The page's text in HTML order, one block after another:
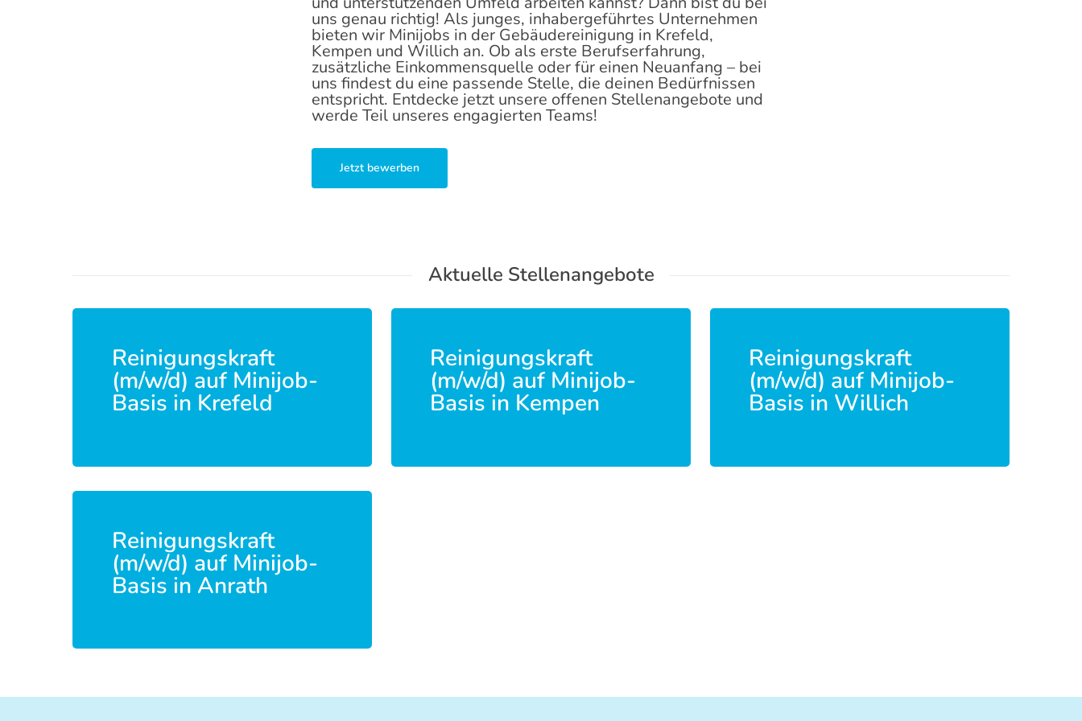
uns genau richtig! Als junges, inhabergeführtes Unternehmen
bieten wir Minijobs in der Gebäudereinigung in Krefeld,
Kempen und Willich an. Ob als erste Berufserfahrung,
zusätzliche Einkommensquelle oder für einen Neuanfang – bei
uns findest du eine passende Stelle, die deinen Bedürfnissen
entspricht. Entdecke jetzt unsere offenen Stellenangebote und
werde Teil unseres engagierten Teams!
Jetzt bewerben
Aktuelle Stellenangebote
Reinigungskraft
(m/w/d) auf Minijob-
Basis in Krefeld
Reinigungskraft
(m/w/d) auf Minijob-
Basis in Kempen
Reinigungskraft
(m/w/d) auf Minijob-
Basis in Willich
Reinigungskraft
(m/w/d) auf Minijob-
Basis in Anrath